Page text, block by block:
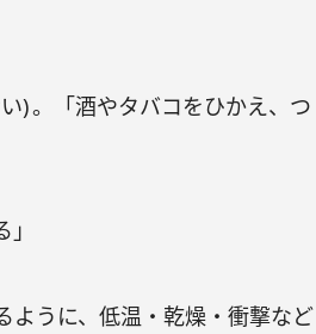
) 。「酒やタバコをひかえ、つ
ように、低温・乾燥・衝撃など